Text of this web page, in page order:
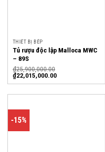
THIẾT BỊ BẾP
Tủ rượu độc lập Malloca MWC
– 89S
₫25,900,000.00
₫22,015,000.00
-15%